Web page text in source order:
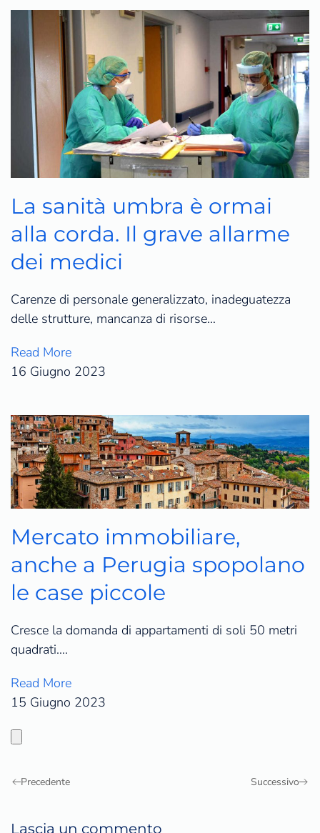
La sanità umbra è ormai
alla corda. Il grave allarme
dei medici
Carenze di personale generalizzato, inadeguatezza
delle strutture, mancanza di risorse…
Read More
16 Giugno 2023
Mercato immobiliare,
anche a Perugia spopolano
le case piccole
Cresce la domanda di appartamenti di soli 50 metri
quadrati….
Read More
15 Giugno 2023
Precedente Successivo
Lascia un commento